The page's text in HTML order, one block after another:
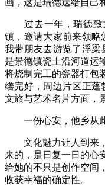
画，这是瑞德送给自己
过去一年，瑞德致
镇，邀请大家前来领略
我带朋友去游览了浮梁
是景德镇瓷土沿河道运
将烧制完工的瓷器打包
缮完好，周边片区正蓬
文旅与艺术名片方面，
一份心安，他乡从
文化魅力让人到来，
来的，是日复一日的心
给她的不只是创作空间
收获幸福的确定性。